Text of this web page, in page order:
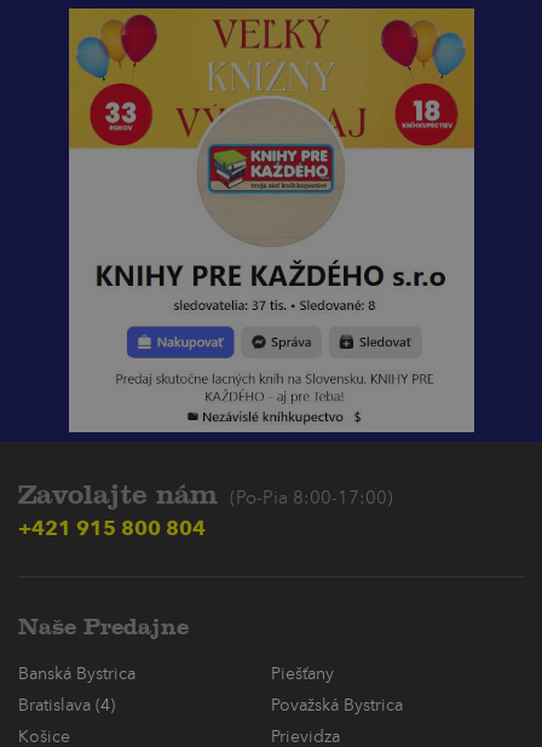
Zavolajte nám (Po-Pia 8:00-17:00)
+421 915 800 804
Naše Predajne
Banská Bystrica
Piešťany
Bratislava (4)
Považská Bystrica
Košice
Prievidza